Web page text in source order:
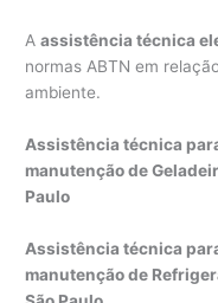
Aassistência técnica
normas ABTN em
ambiente.
Assistência técnica
manutenção de
Paulo
Assistência técnica
manutenção de